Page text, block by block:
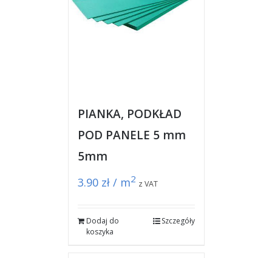
PIANKA, PODKŁAD
POD PANELE 5 mm
5mm
3.90 zł / m2 z VAT
Dodaj do
koszyka
Szczegóły